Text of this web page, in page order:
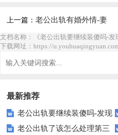
上一篇：老公出轨有婚外情-妻
子做好这三件事不委屈
文档名称：《老公出轨要继续装傻吗-发
下载网址：https://
最新推荐
老公出轨要继续装傻吗-发现
老公出轨要离婚吗
老公出轨了该怎么处理第三